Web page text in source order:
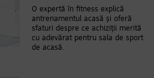
O expertă în fitness explică
antrenamentul acasă și oferă
sfaturi despre ce achiziții merită
cu adevărat pentru sala de sport
de acasă.